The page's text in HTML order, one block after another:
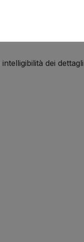
questi diffusori
dei